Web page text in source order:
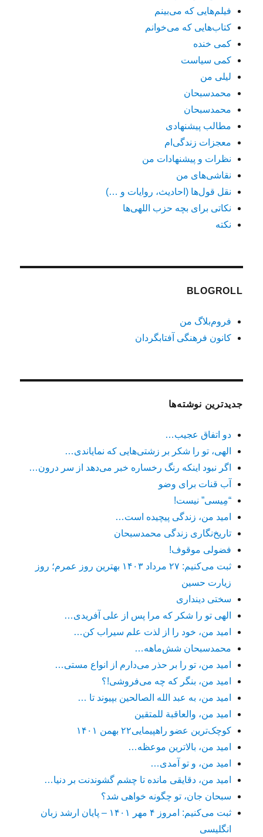
فیلم‌هایی که می‌بینم
کتاب‌هایی که می‌خوانم
کمی خنده
کمی سیاست
لیلی من
محمدسبحان
محمدسبحان
مطالب پیشنهادی
معجزات زندگی‌ام
نظرات و پیشنهادات من
نقاشی‌های من
نقل قول‌ها (احادیث، روایات و …)
نکاتی برای بچه حزب اللهی‌ها
نکته
BLOGROLL
فروم‌بلاگ من
کانون فرهنگی آفتابگردان
جدیدترین نوشته‌ها
دو اتفاق عجیب…
الهی، تو را شکر بر زشتی‌هایی که نمایاندی…
اگر نبود اینکه رنگ رخساره خبر می‌دهد از سر درون…
آب قنات برای وضو
“مِیسی” نیست!
امید من، زندگی پیچیده است…
تاریخ‌نگاری زندگی محمدسبحان
فضولی موقوف!
ثبت می‌کنیم: ۲۷ مرداد ۱۴۰۳ بهترین روز عمرم؛ روز
زیارت حسین
سختی دینداری
الهی تو را شکر که مرا پس از علی آفریدی…
امید من، خود را از لذت علم سیراب کن…
محمدسبحان شش‌ماهه…
امید من، تو را بر حذر می‌دارم از انواع مستی…
امید من، بنگر که چه می‌فروشی!؟
امید من، به عبد الله الصالحین بپیوند تا …
امید من، والعاقبة للمتقین
کوچک‌ترین عضو راهپیمایی۲۲ بهمن ۱۴۰۱
امید من، بالاترین موعظه…
امید من، و تو آمدی…
امید من، دقایقی مانده تا چشم گشوندنت بر دنیا…
سبحان جان، تو چگونه خواهی شد؟
ثبت می‌کنیم: امروز ۴ مهر ۱۴۰۱ – پایان ارشد زبان
انگلیسی